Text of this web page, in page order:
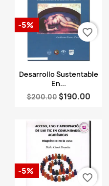
Vista rápida
Desarrollo Sustentable
En...
$200.00 $190.00
-5%
favorite_border
-5%
favorite_border